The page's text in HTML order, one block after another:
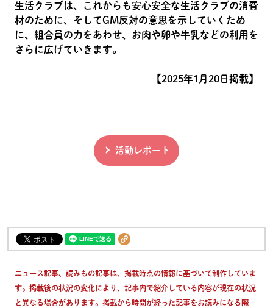
生活クラブは、これからも安心安全な生活クラブの消費
材のために、そしてGM反対の意思を示していくため
に、組合員の力をあわせ、お肉や卵や牛乳などの利用を
さらに広げていきます。
【2025年1月20日掲載】
活動レポート
ニュース記事、読みもの記事は、掲載時点の情報に基づいて制作していま
す。掲載後の状況の変化により、記事内で紹介している内容が現在の状況
と異なる場合があります。掲載から時間が経った記事をお読みになる際